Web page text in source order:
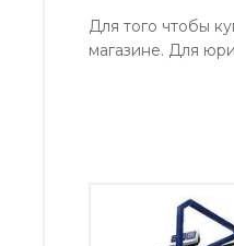
Для того чтобы
магазине. Для